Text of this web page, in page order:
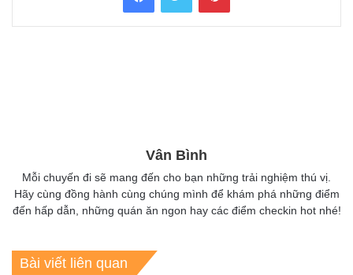
Vân Bình
Mỗi chuyến đi sẽ mang đến cho bạn những trải nghiệm thú vị.
Hãy cùng đồng hành cùng chúng mình để khám phá những điểm
đến hấp dẫn, những quán ăn ngon hay các điểm checkin hot nhé!
Bài viết liên quan